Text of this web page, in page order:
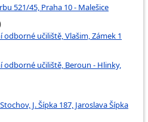
521/45, Praha 10 - Malešice
učiliště, Vlašim, Zámek 1
učiliště, Beroun - Hlinky,
J. Šípka 187, Jaroslava Šípka